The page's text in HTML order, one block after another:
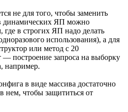
не для того, чтобы заменить
динамических ЯП можно
где в строгих ЯП надо делать
использования), а для
или метод с 20
— построение запроса на выборку
например.
в виде массива достаточно
нем, чтобы защититься от